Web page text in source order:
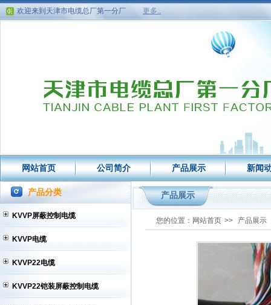
欢迎来到天津市电缆总厂第一分厂
更多..
网站首页 公司简介 产品展示 新闻
产品分类
KVVP屏蔽控制电缆
KVVP电缆
KVVP22电缆
KVVP22铠装屏蔽控制电缆
产品展示
您的位置： 网站首页 >> 产品展示